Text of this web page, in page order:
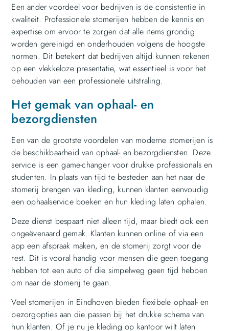
Een ander voordeel voor bedrijven is de consistentie in
kwaliteit. Professionele stomerijen hebben de kennis en
expertise om ervoor te zorgen dat alle items grondig
worden gereinigd en onderhouden volgens de hoogste
normen. Dit betekent dat bedrijven altijd kunnen rekenen
op een vlekkeloze presentatie, wat essentieel is voor het
behouden van een professionele uitstraling.
Het gemak van ophaal- en
bezorgdiensten
Een van de grootste voordelen van moderne stomerijen is
de beschikbaarheid van ophaal- en bezorgdiensten. Deze
service is een game-changer voor drukke professionals en
studenten. In plaats van tijd te besteden aan het naar de
stomerij brengen van kleding, kunnen klanten eenvoudig
een ophaalservice boeken en hun kleding laten ophalen.
Deze dienst bespaart niet alleen tijd, maar biedt ook een
ongeëvenaard gemak. Klanten kunnen online of via een
app een afspraak maken, en de stomerij zorgt voor de
rest. Dit is vooral handig voor mensen die geen toegang
hebben tot een auto of die simpelweg geen tijd hebben
om naar de stomerij te gaan.
Veel stomerijen in Eindhoven bieden flexibele ophaal- en
bezorgopties aan die passen bij het drukke schema van
hun klanten. Of je nu je kleding op kantoor wilt laten